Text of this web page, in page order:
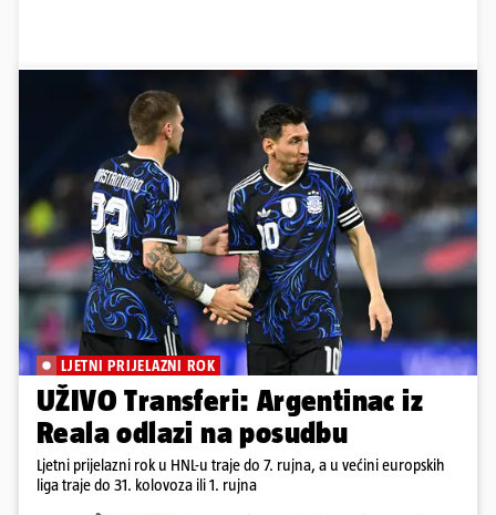
LJETNI PRIJELAZNI ROK
UŽIVO Transferi: Argentinac iz
Reala odlazi na posudbu
Ljetni prijelazni rok u HNL-u traje do 7. rujna, a u većini europskih
liga traje do 31. kolovoza ili 1. rujna